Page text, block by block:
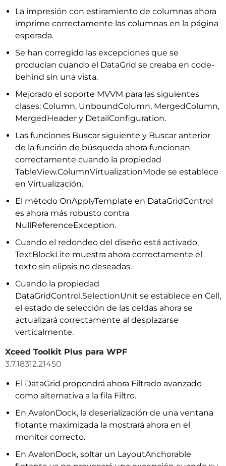
La impresión con estiramiento de columnas ahora
imprime correctamente las columnas en la página
esperada.
Se han corregido las excepciones que se
producían cuando el DataGrid se creaba en code-
behind sin una vista.
Mejorado el soporte MVVM para las siguientes
clases: Column, UnboundColumn, MergedColumn,
MergedHeader y DetailConfiguration.
Las funciones Buscar siguiente y Buscar anterior
de la función de búsqueda ahora funcionan
correctamente cuando la propiedad
TableView.ColumnVirtualizationMode se establece
en Virtualización.
El método OnApplyTemplate en DataGridControl
es ahora más robusto contra
NullReferenceException.
Cuando el redondeo del diseño está activado,
TextBlockLite muestra ahora correctamente el
texto sin elipsis no deseadas.
Cuando la propiedad
DataGridControl.SelectionUnit se establece en Cell,
el estado de selección de las celdas ahora se
actualizará correctamente al desplazarse
verticalmente.
Xceed Toolkit Plus para WPF
3.7.18312.21450
El DataGrid propondrá ahora Filtrado avanzado
como alternativa a la fila Filtro.
En AvalonDock, la deserialización de una ventana
flotante maximizada la mostrará ahora en el
monitor correcto.
En AvalonDock, soltar un LayoutAnchorable